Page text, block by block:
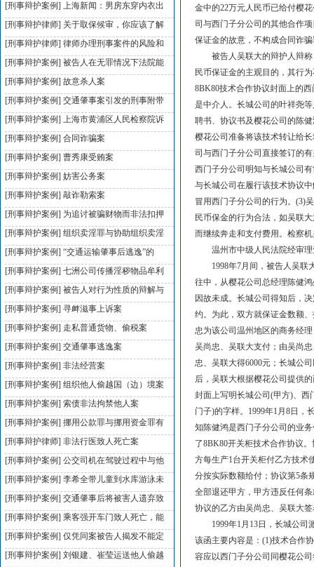
[刑事辩护案例] 上海新闻：男房东穿内衣出
[刑事辩护律师] 关于取保候审，你应该了解
[刑事辩护律师] 律师办理刑事案件的风险和
[刑事辩护案例] 被告人在无罪情况下法院能
[刑事辩护案例] 故意杀人案
[刑事辩护案例] 交通肇事案引发的刑事附带
[刑事辩护案例] 上海市黄浦区人民检察院诉
[刑事辩护案例] 合同诈骗案
[刑事辩护案例] 曹秀康受贿案
[刑事辩护案例] 妨害公务案
[刑事辩护案例] 敲诈勒索案
[刑事辩护案例] 为追讨被骗财物而非法扣押
[刑事辩护案例] 组织卖淫罪与协助组织卖淫
[刑事辩护案例] “交通运输肇事后逃逸”的
[刑事辩护案例] 七洲公司传播淫秽物品牟利
[刑事辩护案例] 被告人对行为性质的辩解与
[刑事辩护案例] 寻衅滋事上诉案
[刑事辩护案例] 走私普通货物、偷税案
[刑事辩护案例] 交通肇事逃逸案
[刑事辩护案例] 非法经营案
[刑事辩护案例] 组织他人偷越国（边）境案
[刑事辩护案例] 索债非法拘禁他人案
[刑事辩护案例] 挪用公款罪与挪用资金罪有
[刑事辩护律师] 非法行医致人死亡案
[刑事辩护案例] 公交司机在驾驶过程中与他
[刑事辩护案例] 李希全带儿童到水库游泳未
[刑事辩护案例] 交通肇事后将被害人遗弃致
[刑事辩护案例] 乘客强开车门致人死亡，能
[刑事辩护案例] 仅凭同案被告人揭发不能定
[刑事辩护案例] 刘银建、崔莹运送他人偷越
金中的22万元人民币已给付樱
司与西门子分公司的其他合作
保证金的故意，不构成合同诈
被告人吴联大的辩护人辩称
民币保证金的主观目的，其行
8BK80技术合作协议封面上的
是中介人。长城公司的叶祥尧
聘书、协议书及樱花公司的陈
樱花公司准备将该技术转让给
司与西门子分公司直接签订的
西门子分公司明知与长城公司
与长城公司在履行该技术协议
冒用西门子分公司的行为。(3)
民币保金的行为合法，如吴联
而继续奔走和支付费用。检察
温州市中级人民法院经审理
1998年7月间，被告人吴联大
往中，从樱花公司总经理陈健
因故未成。长城公司得知后，
约。为此，双方就保证金数额
忠为该公司温州地区的商务经
吴尚忠、吴联大支付；由吴尚
忠、吴联大得6000元；长城公
后，吴联大根据樱花公司提供
封面上写明长城公司(甲方)、西
门子)的字样。1999年1月8日，
知陈健鸿是西门子分公司的业
了8BK80开关柜技术合作协议
方每生产1台开关柜付乙方技术
分按实际数额给付；协议第5条
全部退还甲方，甲方违反任何
协议的乙方由吴尚忠、吴联大
1999年1月13日，长城公司
该函主要内容是：(1)技术合作
容应以西门子分公司同樱花公